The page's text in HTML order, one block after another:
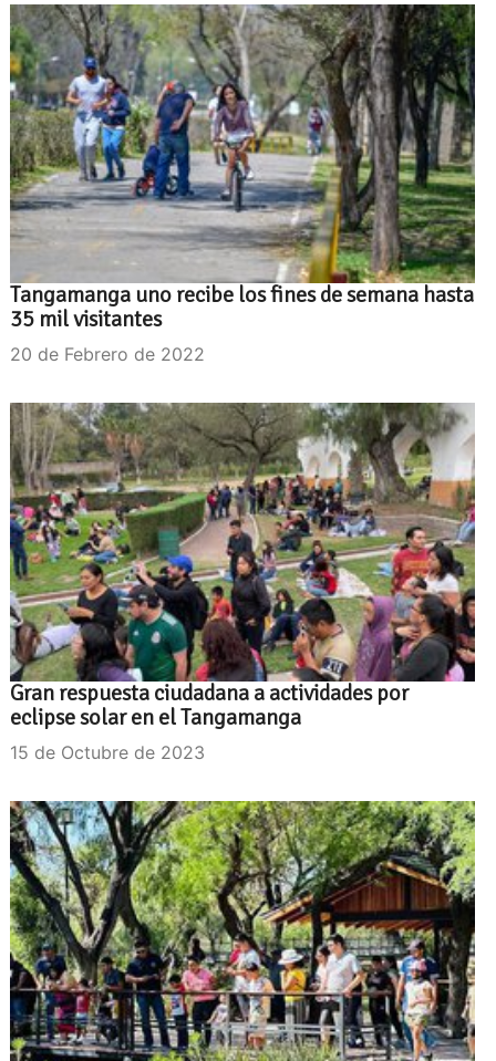
Tangamanga uno recibe los fines de semana hasta
35 mil visitantes
20 de Febrero de 2022
Gran respuesta ciudadana a actividades por
eclipse solar en el Tangamanga
15 de Octubre de 2023